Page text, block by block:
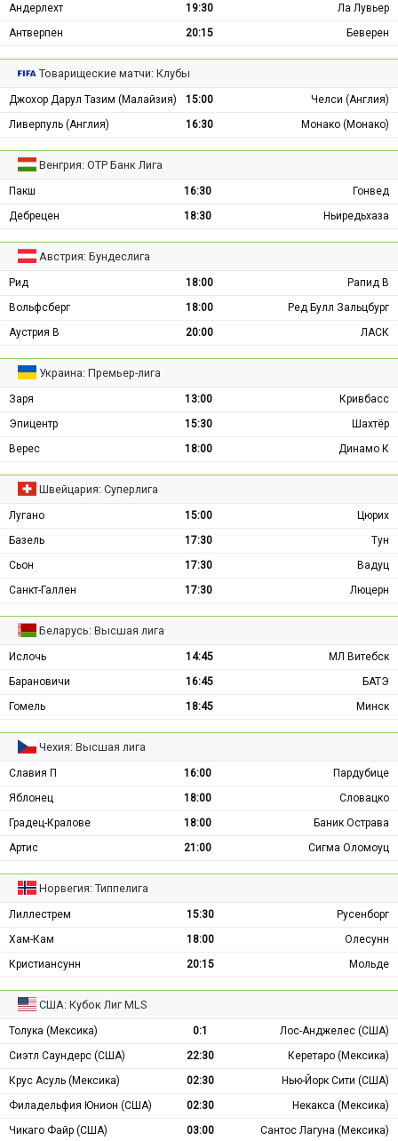
Андерлехт
19:30
Ла Лувьер
Антверпен
20:15 Беверен
Товарищеские матчи: Клубы
Джохор Дарул Тазим (Малайзия) 15:00
Челси (Англия)
Ливерпуль (Англия)
16:30 Монако (Монако)
Венгрия: ОТР Банк Лига
Пакш 16:30
Гонвед
Дебрецен
18:30 Ньиредьхаза
Австрия: Бундеслига
Рид 18:00
Рапид В
Вольфсберг
18:00
Ред Булл Зальцбург
Аустрия В
20:00 ЛАСК
Украина: Премьер-лига
Заря 13:00
Кривбасс
Эпицентр
15:30
Шахтёр
Верес
18:00 Динамо К
Швейцария: Суперлига
Лугано 15:00
Цюрих
Базель
17:30
Тун
Сьон
17:30
Вадуц
Санкт-Галлен
17:30 Люцерн
Беларусь: Высшая лига
Ислочь 14:45
МЛ Витебск
Барановичи
16:45
БАТЭ
Гомель
18:45 Минск
Чехия: Высшая лига
Славия П 16:00
Пардубице
Яблонец
18:00
Словацко
Градец-Кралове
18:00
Баник Острава
Артис
21:00 Сигма Оломоуц
Норвегия: Типпелига
Лиллестрем 15:30
Русенборг
Хам-Кам
18:00
Олесунн
Кристиансунн
20:15 Мольде
США: Кубок Лиг MLS
Толука (Мексика) 0:1
Лос-Анджелес (США)
Сиэтл Саундерс (США)
22:30
Керетаро (Мексика)
Крус Асуль (Мексика)
02:30
Нью-Йорк Сити (США)
Филадельфия Юнион (США)
02:30
Некакса (Мексика)
Чикаго Файр (США)
03:00
Сантос Лагуна (Мексика)